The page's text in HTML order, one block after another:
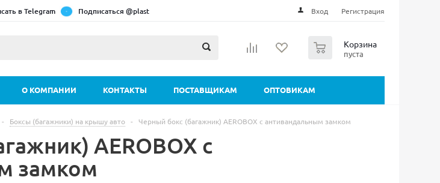
в Telegram Подписаться @plast Вход Регистрация
Корзина
пуста
О КОМПАНИИ КОНТАКТЫ ПОСТАВЩИКАМ ОПТОВИКАМ
- Боксы (багажники) на крышу авто - Черный бокс (багажник) AEROBOX с антивандальным замком
AEROBOX с
замком